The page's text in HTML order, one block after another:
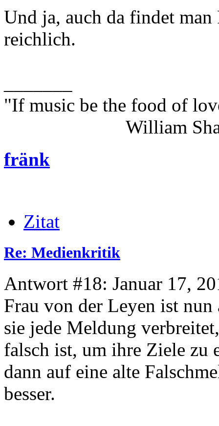
Und ja, auch da findet man
reichlich.
"If music be the food of
William
fränk
Zitat
Re: Medienkritik
Antwort #18: Januar 17,
Frau von der Leyen ist
sie jede Meldung
falsch ist, um ihre Ziele zu
dann auf eine alte
besser.